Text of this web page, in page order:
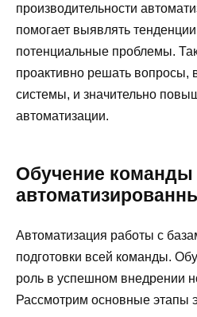
производительности
помогает выявлять
потенциальные проблемы.
проактивно решать вопросы,
системы, и значительно
автоматизации.
Обучение команды
Автоматизация работы с
подготовки всей команды.
роль в успешном внедрении
Рассмотрим основные этапы